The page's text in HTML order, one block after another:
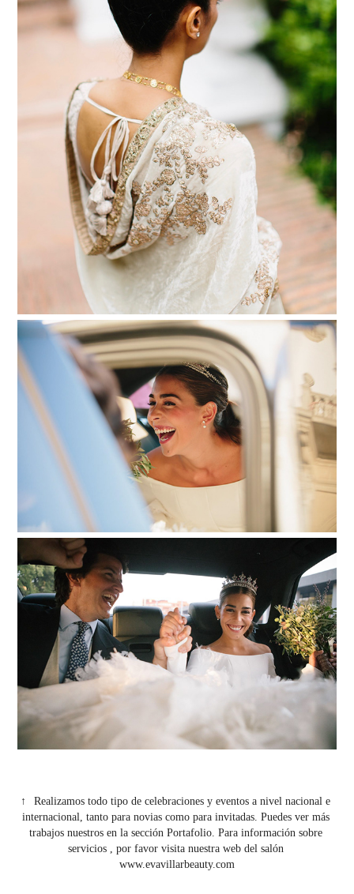
↑
Realizamos todo tipo de celebraciones y eventos a nivel nacional e
internacional, tanto para novias como para invitadas. Puedes ver más
trabajos nuestros en la sección Portafolio. Para información sobre
servicios , por favor visita nuestra web del salón
www.evavillarbeauty.com